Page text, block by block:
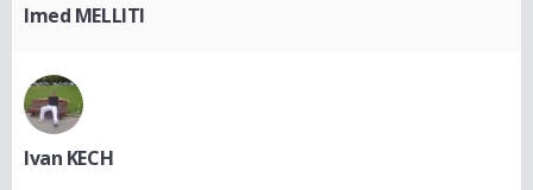
Imed MELLITI
Ivan KECH